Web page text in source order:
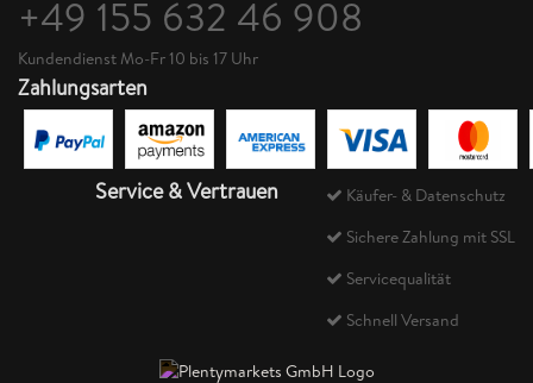
+49 155 632 46 908
Kundendienst Mo-Fr 10 bis 17 Uhr
Zahlungsarten
Service & Vertrauen
Käufer- & Datenschutz
Sichere Zahlung mit SSL
Servicequalität
Schnell Versand